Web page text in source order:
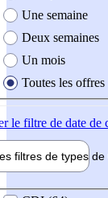
Une semaine
Deux semaines
Un mois
Toutes les offres
le filtre de date de
filtres de types de